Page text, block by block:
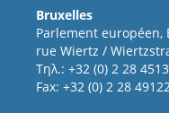
Bruxelles
Parlement européen,
rue Wiertz /
Τηλ.: +32 (0) 2 28
Fax: +32 (0) 2 28